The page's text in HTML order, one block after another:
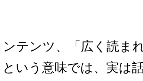
テンツ、「広く読ま
という意味では、実は